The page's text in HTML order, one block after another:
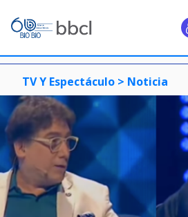
TV Y Espectáculo > Noticia